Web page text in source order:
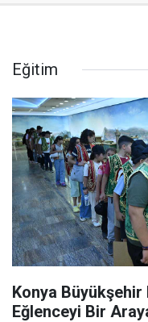
Eğitim
Konya
Eğlenceyi Bir